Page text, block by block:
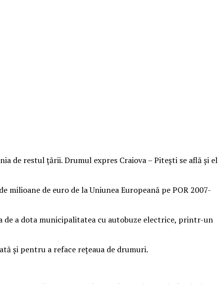
de restul ţării. Drumul expres Craiova – Piteşti se află şi el
de euro de la Uniunea Europeană pe POR 2007-
de a dota municipalitatea cu autobuze electrice, printr-un
şi pentru a reface reţeaua de drumuri.